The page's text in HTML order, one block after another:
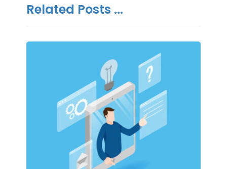
Related Posts ...